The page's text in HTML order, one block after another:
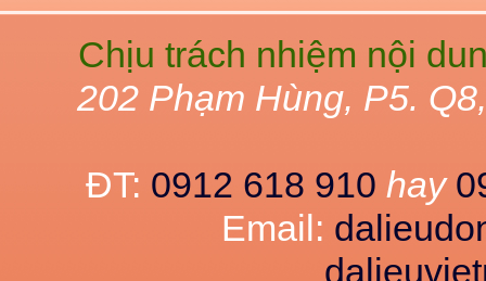
Chịu trách nhiệm nội
202 Phạm Hùng, P5.
ĐT: 0912 618 910 hay
Email: